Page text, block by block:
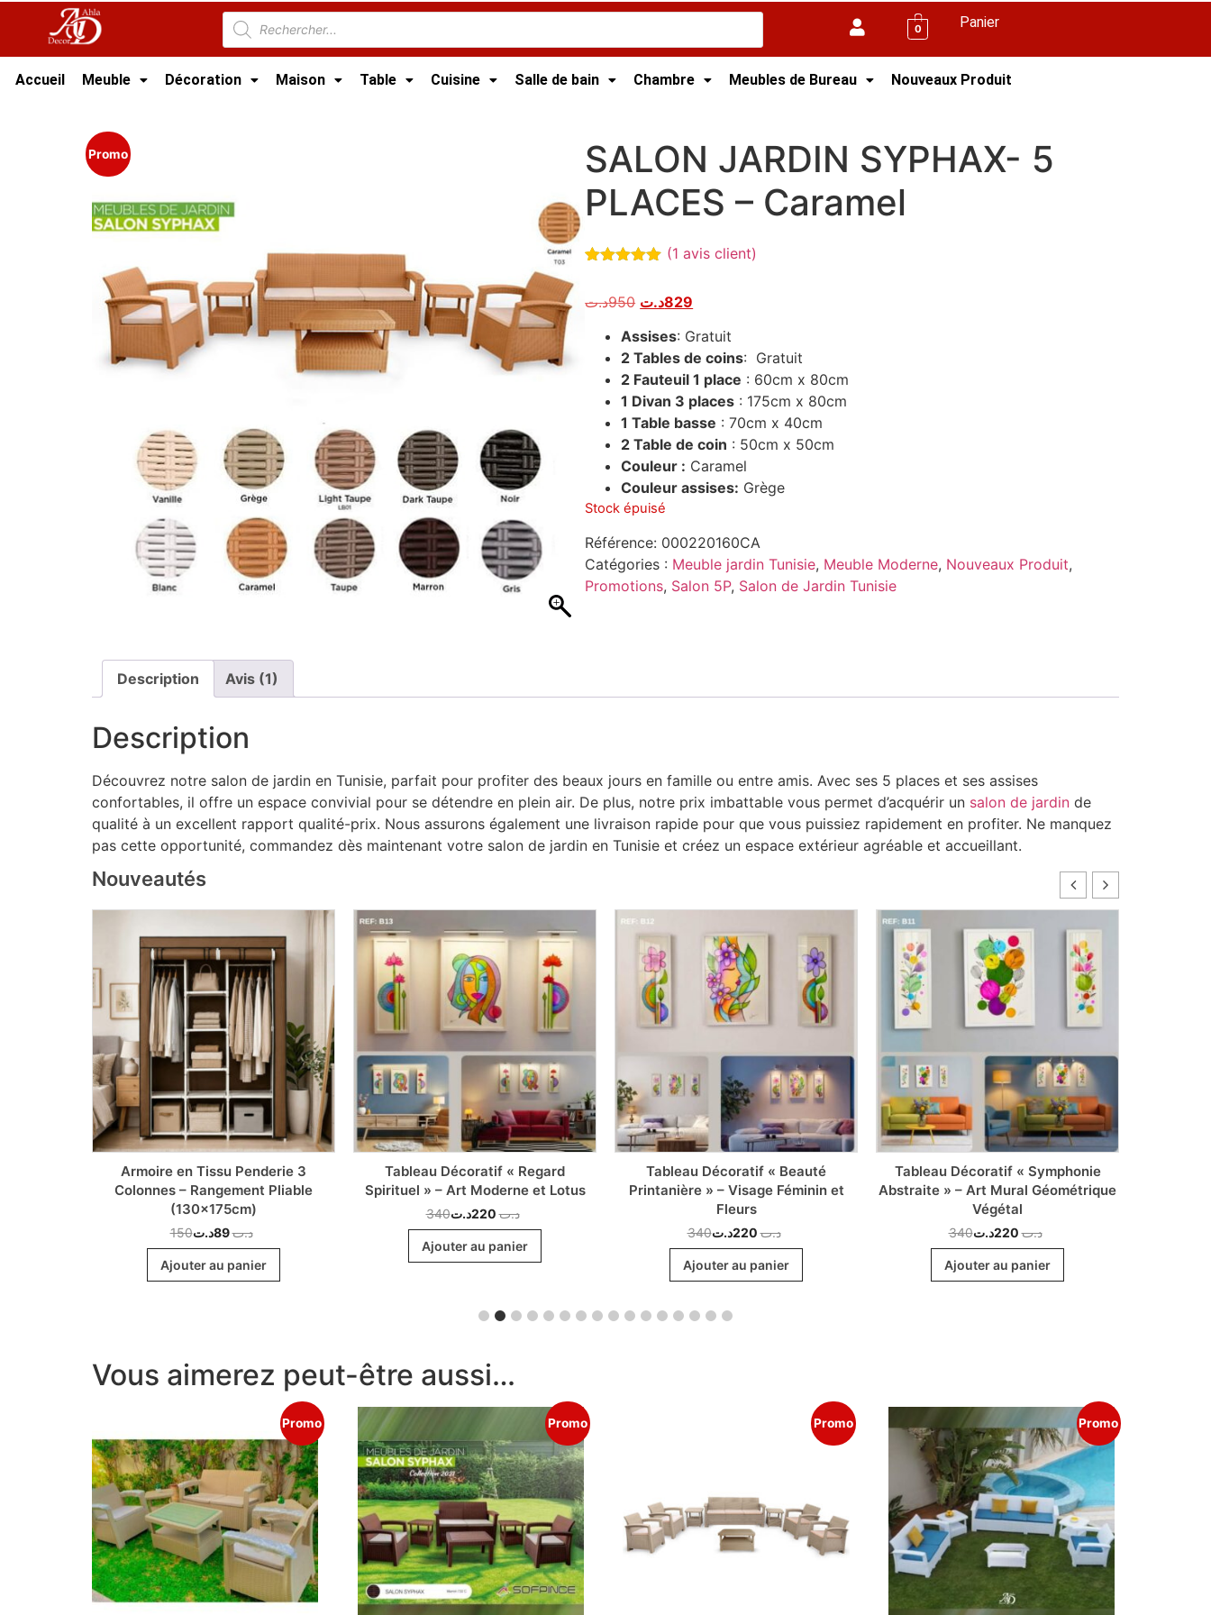
0 Panier
Accueil Meuble Décoration Maison Table Cuisine Salle de bain Chambre Meubles de Bureau Nouveaux Produit
Promo
SALON JARDIN SYPHAX- 5
PLACES – Caramel
basé sur
client
(1 avis client)
950د.ت 829د.ت
Assises: Gratuit
2 Tables de coins: Gratuit
2 Fauteuil 1 place : 60cm x 80cm
1 Divan 3 places : 175cm x 80cm
1 Table basse : 70cm x 40cm
2 Table de coin : 50cm x 50cm
Couleur : Caramel
Couleur assises: Grège
Stock épuisé
Référence: 000220160CA
Catégories : Meuble jardin Tunisie, Meuble Moderne, Nouveaux Produit,
Promotions, Salon 5P, Salon de Jardin Tunisie
Description Avis (1)
Description
Découvrez notre salon de jardin en Tunisie, parfait pour profiter des beaux jours en famille ou entre amis. Avec ses 5 places et ses assises
confortables, il offre un espace convivial pour se détendre en plein air. De plus, notre prix imbattable vous permet d’acquérir un salon de jardin de
qualité à un excellent rapport qualité-prix. Nous assurons également une livraison rapide pour que vous puissiez rapidement en profiter. Ne manquez
pas cette opportunité, commandez dès maintenant votre salon de jardin en Tunisie et créez un espace extérieur agréable et accueillant.
Nouveautés
Armoire en Tissu Penderie 3
Colonnes – Rangement Pliable
(130x175cm)
150 د.ت89د.ت
Ajouter au panier
Tableau Décoratif « Regard
Spirituel » – Art Moderne et Lotus
340 د.ت 220د.ت
Ajouter au panier
Tableau Décoratif « Beauté
Printanière » – Visage Féminin et
Fleurs
340 د.ت 220د.ت
Ajouter au panier
Tableau Décoratif « Symphonie
Abstraite » – Art Mural Géométrique
Végétal
340 د.ت 220د.ت
Ajouter au panier
Vous aimerez peut-être aussi…
Promo Promo Promo Promo